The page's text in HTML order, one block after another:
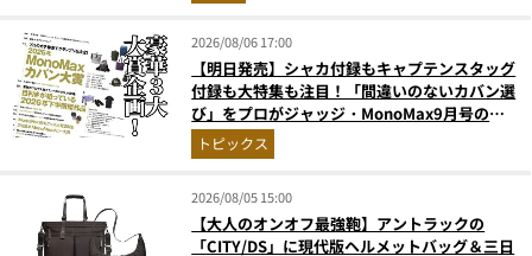
2026/08/06 17:00
【明日発売】シャカ付録もキャプテンスタッグ
付録も大特集も注目！「間違いのないカバン選
び」をプロがジャッジ・MonoMax9月号の目
次を公開
トピックス
2026/08/05 15:00
【大人のオンオフ最強鞄】アントラックの
「CITY/DS」に現代版ヘルメットバッグ＆三日